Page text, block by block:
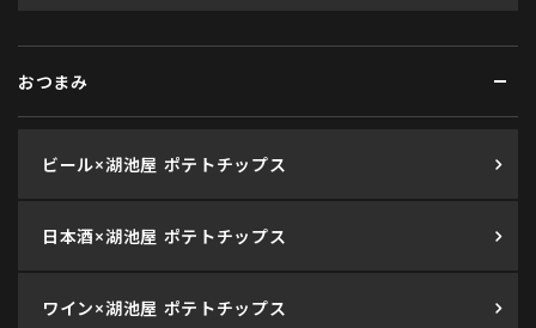
おつまみ
ビール×湖池屋 ポテトチップス
日本酒×湖池屋 ポテトチップス
ワイン×湖池屋 ポテトチップス